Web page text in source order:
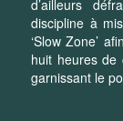
d’ailleurs
discipline à
‘Slow Zone’
huit heures de
garnissant le